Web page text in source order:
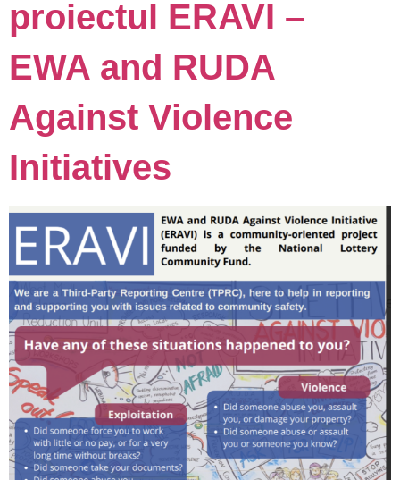
proiectul ERAVI –
EWA and RUDA
Against Violence
Initiatives